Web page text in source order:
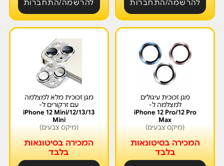
להרשמה/התחברות להרשמה/התחברות
מגן זכוכית עיגולים
למצלמה ל-
iPhone 12 Pro/12 Pro
Max
(מיקס צבעים)
המכירה בסיטונאות
בלבד
מגן זכוכית מלא למצלמה
עם זרקורים ל-
iPhone 12 Mini/12/13/13
Mini
(מיקס צבעים)
המכירה בסיטונאות
בלבד